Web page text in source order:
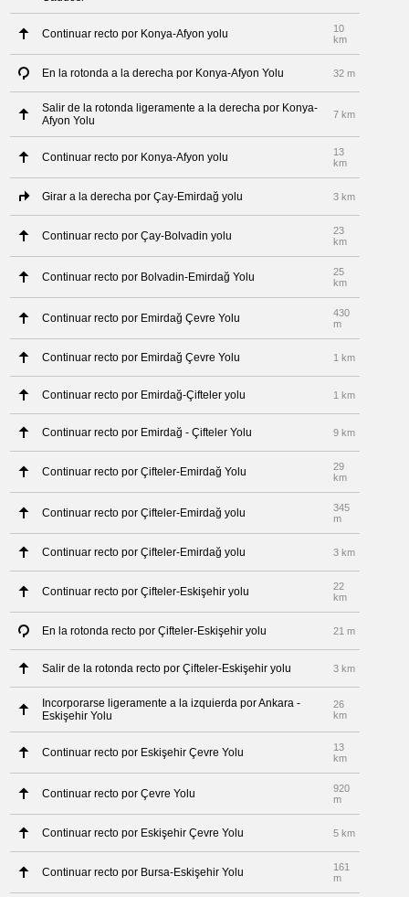
Continuar recto por Konya-Afyon yolu
10
km
En la rotonda a la derecha por Konya-Afyon Yolu 32 m
Salir de la rotonda ligeramente a la derecha por Konya-
Afyon Yolu
7 km
Continuar recto por Konya-Afyon yolu
13
km
Girar a la derecha por Çay-Emirdağ yolu 3 km
Continuar recto por Çay-Bolvadin yolu
23
km
Continuar recto por Bolvadin-Emirdağ Yolu
25
km
Continuar recto por Emirdağ Çevre Yolu
430
m
Continuar recto por Emirdağ Çevre Yolu 1 km
Continuar recto por Emirdağ-Çifteler yolu 1 km
Continuar recto por Emirdağ - Çifteler Yolu 9 km
Continuar recto por Çifteler-Emirdağ Yolu
29
km
Continuar recto por Çifteler-Emirdağ yolu
345
m
Continuar recto por Çifteler-Emirdağ yolu 3 km
Continuar recto por Çifteler-Eskişehir yolu
22
km
En la rotonda recto por Çifteler-Eskişehir yolu 21 m
Salir de la rotonda recto por Çifteler-Eskişehir yolu 3 km
Incorporarse ligeramente a la izquierda por Ankara -
Eskişehir Yolu
26
km
Continuar recto por Eskişehir Çevre Yolu
13
km
Continuar recto por Çevre Yolu
920
m
Continuar recto por Eskişehir Çevre Yolu 5 km
Continuar recto por Bursa-Eskişehir Yolu
161
m